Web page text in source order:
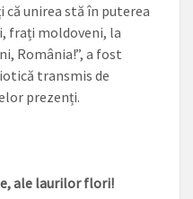
unirea stă în puterea
frați moldo­veni, la
România!”, a fost
transmis de
prezenți.
ale laurilor flori!